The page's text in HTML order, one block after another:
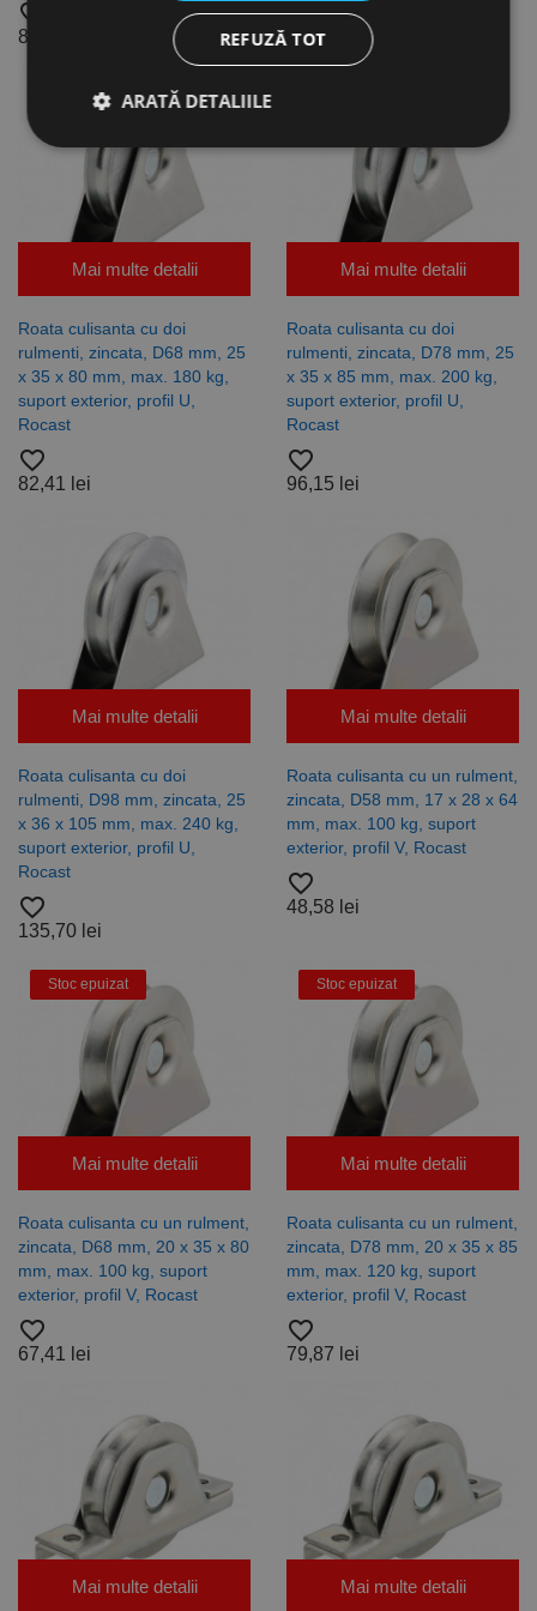
favorite_border
81,77 lei
favorite_border
66,01 lei
Mai multe detalii
Roata culisanta cu doi
rulmenti, zincata, D68 mm, 25
x 35 x 80 mm, max. 180 kg,
suport exterior, profil U,
Rocast
favorite_border
82,41 lei
Mai multe detalii
Roata culisanta cu doi
rulmenti, zincata, D78 mm, 25
x 35 x 85 mm, max. 200 kg,
suport exterior, profil U,
Rocast
favorite_border
96,15 lei
Mai multe detalii
Roata culisanta cu doi
rulmenti, D98 mm, zincata, 25
x 36 x 105 mm, max. 240 kg,
suport exterior, profil U,
Rocast
favorite_border
135,70 lei
Mai multe detalii
Roata culisanta cu un rulment,
zincata, D58 mm, 17 x 28 x 64
mm, max. 100 kg, suport
exterior, profil V, Rocast
favorite_border
48,58 lei
Stoc epuizat
Mai multe detalii
Roata culisanta cu un rulment,
zincata, D68 mm, 20 x 35 x 80
mm, max. 100 kg, suport
exterior, profil V, Rocast
favorite_border
67,41 lei
Stoc epuizat
Mai multe detalii
Roata culisanta cu un rulment,
zincata, D78 mm, 20 x 35 x 85
mm, max. 120 kg, suport
exterior, profil V, Rocast
favorite_border
79,87 lei
Mai multe detalii Mai multe detalii
REFUZĂ TOT
ARATĂ DETALIILE
Strict necesare
De performanță
De targetare
De funcţionalitate
principală a site-ului web, cum ar fi autentificarea
utilizatorului și gestionarea contului. Site-ul web nu
poate fi utilizat corect fără cookie-uri strict necesare.
Nume
Furnizor /
Domeniu
Expirare Descriere
CookieScript
www.rocast.ro
pentru a
aminti
ale cookie-
urilor
vizitatorilor.
Este necesar
ca bannerul
cookie
Cookie-
Script.com să
corect.
PHPSESSID
PHP.net
www.rocast.ro
65 ani 8
luni
Cookie
generat de
aplicații
bazate pe
variabilelor de
sesiune ale
un număr
generat
aleatoriu,
modul în care
poate fi
ului, dar un
este
menținerea
stării de
conectare
pentru un
Nume Expirare Descriere
_ga 2 ani
Acest nume
este asociat
Nume
Furnizor /
Domeniu
Expirare Descriere
uuid
6 luni 1
Acest
utilizat
Nume Expirare Descriere
PrestaShop-
[abcdef0123456789]
{32}
.www.rocast.ro
11 ani 5
luni
sib_cuid .www.rocast.ro
6 luni 1
zi
Google
Privacy Policy